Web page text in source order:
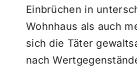
Einbrüchen in
Wohnhaus als auch
sich die Täter
nach